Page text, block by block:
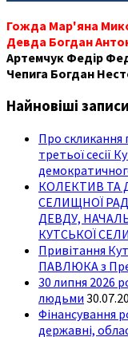
Гожда Мар'яна
Девда Богдан
Артемчук Федір
Чепига Богдан
Найновіші записи
Про скликання
третьої сесії
КОЛЕКТИВ ТА
СЕЛИЩНОЇ
ДЕВДУ,
КУТСЬКОЇ
Привітання
ПАВЛЮКА з
30 липня 2026
людьми
Фінансування
державні,